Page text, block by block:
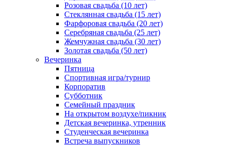
Розовая свадьба (10 лет)
Стеклянная свадьба (15 лет)
Фарфоровая свадьба (20 лет)
Серебряная свадьба (25 лет)
Жемчужная свадьба (30 лет)
Золотая свадьба (50 лет)
Вечеринка
Пятница
Спортивная игра/турнир
Корпоратив
Субботник
Семейный праздник
На открытом воздухе/пикник
Детская вечеринка, утренник
Студенческая вечеринка
Встреча выпускников